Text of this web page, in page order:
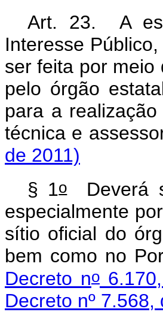
Art. 23. A
Interesse
ser feita por meio
pelo órgão
para a
técnica e
de 2011)
§ 1oDeverá
especialmente
sítio oficial do
bem como no
Decreto no
Decreto nº 7.568,